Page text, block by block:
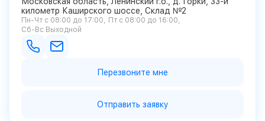
километр Каширского шоссе, Склад №2
Пн-Чт с 08:00 до 17:00
Пт с 08:00 до 16:00
Сб-Вс Выходной
Перезвоните мне
Отправить заявку